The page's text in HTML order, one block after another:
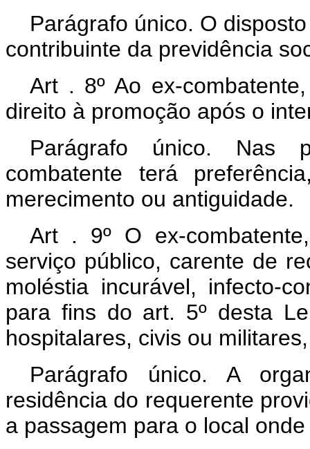
Parágrafo único. O
contribuinte da previdência
Art . 8º Ao ex-
direito à promoção após o
Parágrafo único. Nas
combatente terá
merecimento ou antiguidade.
Art . 9º O ex-
serviço público, carente de
moléstia incurável, infecto-
para fins do art. 5º desta
hospitalares, civis ou
Parágrafo único. A
residência do requerente
a passagem para o local